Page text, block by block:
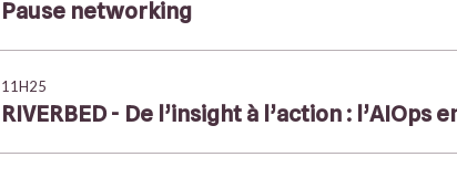
Pause networking
11H25
RIVERBED - De l’insight à l’action : l’AIOps